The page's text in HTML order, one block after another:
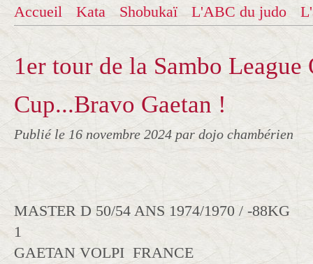
Accueil Kata Shobukaï L'ABC du judo
1er tour de la Sambo League
Cup...Bravo Gaetan !
Publié le 16 novembre 2024 par dojo chambérien
MASTER D 50/54 ANS 1974/1970 / -88KG
1
GAETAN VOLPI FRANCE